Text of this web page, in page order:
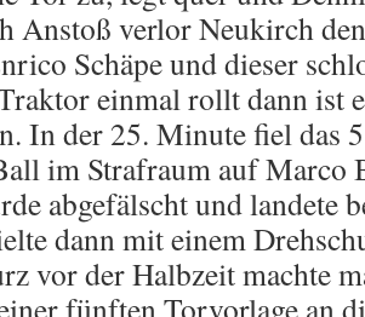
Anstoß verlor Neukirch
Schäpe und dieser
einmal rollt dann ist
In der 25. Minute fiel das
im Strafraum auf Marco
abgefälscht und landete
dann mit einem
vor der Halbzeit machte
fünften Torvorlage an